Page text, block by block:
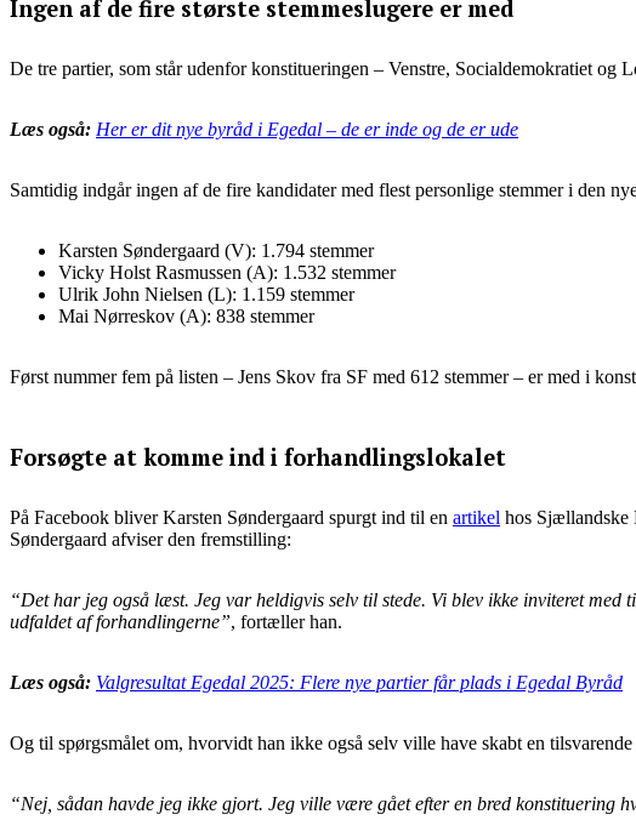
Ingen af de fire største stemmeslugere er med
De tre partier, som står udenfor konstitueringen – Venstre, Socialdemokratiet
Læs også: Her er dit nye byråd i Egedal – de er inde og de er ude
Samtidig indgår ingen af de fire kandidater med flest personlige stemmer i den
Karsten Søndergaard (V): 1.794 stemmer
Vicky Holst Rasmussen (A): 1.532 stemmer
Ulrik John Nielsen (L): 1.159 stemmer
Mai Nørreskov (A): 838 stemmer
Først nummer fem på listen – Jens Skov fra SF med 612 stemmer – er med i
Forsøgte at komme ind i forhandlingslokalet
På Facebook bliver Karsten Søndergaard spurgt ind til en artikel hos Sjællandske
Søndergaard afviser den fremstilling:
“Det har jeg også læst. Jeg var heldigvis selv til stede. Vi blev ikke inviteret
udfaldet af forhandlingerne”, fortæller han.
Læs også: Valgresultat Egedal 2025: Flere nye partier får plads i Egedal Byråd
Og til spørgsmålet om, hvorvidt han ikke også selv ville have skabt en
“Nej, sådan havde jeg ikke gjort. Jeg ville være gået efter en bred konstituering